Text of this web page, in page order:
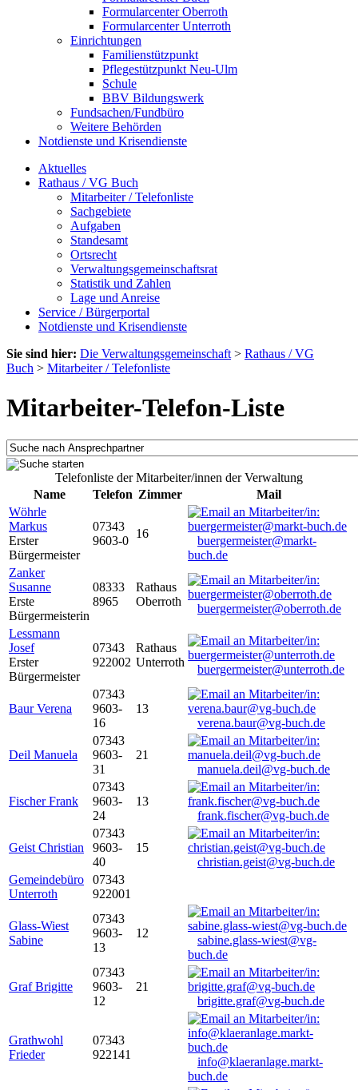
Formularcenter Oberroth
Formularcenter Unterroth
Einrichtungen
Familienstützpunkt
Pflegestützpunkt Neu-Ulm
Schule
BBV Bildungswerk
Fundsachen/Fundbüro
Weitere Behörden
Notdienste und Krisendienste
Aktuelles
Rathaus / VG Buch
Mitarbeiter / Telefonliste
Sachgebiete
Aufgaben
Standesamt
Ortsrecht
Verwaltungsgemeinschaftsrat
Statistik und Zahlen
Lage und Anreise
Service / Bürgerportal
Notdienste und Krisendienste
Sie sind hier: Die Verwaltungsgemeinschaft > Rathaus / VG
Buch > Mitarbeiter / Telefonliste
Mitarbeiter-Telefon-Liste
Telefonliste der Mitarbeiter/innen der Verwaltung
Name
Telefon Zimmer
Mail
Wöhrle
Markus
Erster
Bürgermeister
07343
9603-0
16
buergermeister@markt-
buch.de
Zanker
Susanne
Erste
Bürgermeisterin
08333
8965
Rathaus
Oberroth
buergermeister@oberroth.de
Lessmann
Josef
Erster
Bürgermeister
07343
922002
Rathaus
Unterroth
buergermeister@unterroth.de
Baur Verena
07343
9603-
16
13
verena.baur@vg-buch.de
Deil Manuela
07343
9603-
31
21
manuela.deil@vg-buch.de
Fischer Frank
07343
9603-
24
13
frank.fischer@vg-buch.de
Geist Christian
07343
9603-
40
15
christian.geist@vg-buch.de
Gemeindebüro
Unterroth
07343
922001
Glass-Wiest
Sabine
07343
9603-
13
12
sabine.glass-wiest@vg-
buch.de
Graf Brigitte
07343
9603-
12
21
brigitte.graf@vg-buch.de
Grathwohl
Frieder
07343
922141
info@klaeranlage.markt-
buch.de